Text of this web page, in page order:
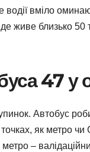
водії вміло
живе близько 50
47 у
Автобус
як метро
–